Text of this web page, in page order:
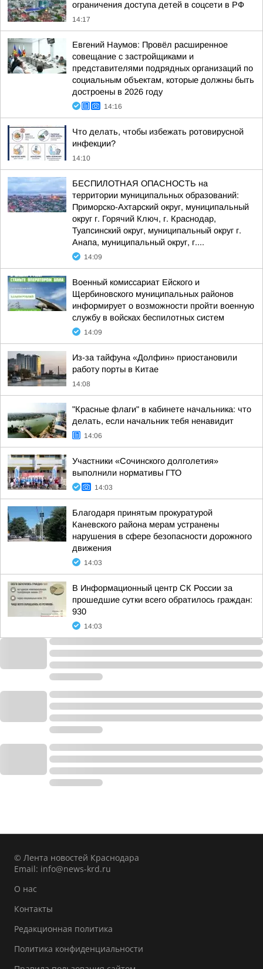
ограничения доступа детей в соцсети в РФ
14:17
Евгений Наумов: Провёл расширенное
совещание с застройщиками и
представителями подрядных организаций по
социальным объектам, которые должны быть
достроены в 2026 году
14:16
Что делать, чтобы избежать ротовирусной
инфекции?
14:10
БЕСПИЛОТНАЯ ОПАСНОСТЬ на
территории муниципальных образований:
Приморско-Ахтарский округ, муниципальный
округ г. Горячий Ключ, г. Краснодар,
Туапсинский округ, муниципальный округ г.
Анапа, муниципальный округ, г....
14:09
Военный комиссариат Ейского и
Щербиновского муниципальных районов
информирует о возможности пройти военную
службу в войсках беспилотных систем
14:09
Из-за тайфуна «Долфин» приостановили
работу порты в Китае
14:08
"Красные флаги" в кабинете начальника: что
делать, если начальник тебя ненавидит
14:06
Участники «Сочинского долголетия»
выполнили нормативы ГТО
14:03
Благодаря принятым прокуратурой
Каневского района мерам устранены
нарушения в сфере безопасности дорожного
движения
14:03
В Информационный центр СК России за
прошедшие сутки всего обратилось граждан:
930
14:03
© Лента новостей Краснодара
Email: info@news-krd.ru
О нас
Контакты
Редакционная политика
Политика конфиденциальности